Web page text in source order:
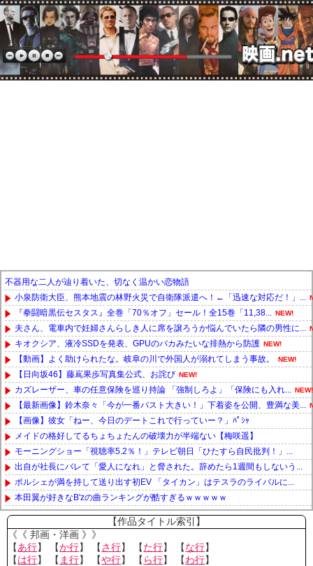
不器用な二人が辿り着いた、切なく温かい恋物語
小泉防衛大臣、熊本地震の林野火災で自衛隊派遣へ！←「迅速な対応だ！」...
『拳闘暗黒伝セスタス』全巻「70％オフ」セール！全15巻「11,38... NEW!
夫さん、電車内で妊婦さんらしき人に席を譲ろうか悩んでいたら隣の男性に...
キオクシア、液冷SSDを発表、GPUのバカみたいな排熱から防護 NEW!
【動画】よく助けられたな。岐阜の川で外国人が溺れてしまう事故。 NEW!
【日向坂46】藤嶌果歩写真集公式、お詫び NEW!
カズレーザー、車の任意保険を巡り持論 「強制しろよ」「保険にも入れ... NEW!
【最新画像】鈴木奈々「今が一番バスト大きい！」下着姿を公開、豊満な美...
【画像】彼女「ねー、今日のデートこれで行っていー？」ﾊﾟｼｬ
メイドの格好してるちょちょたんの破壊力が半端ない【梅咲遥】
モーニングショー「視聴率5.2％！」テレビ朝日「ひたすら自民批判！」...
出自が社長にバレて「愛人になれ」と脅された。辞めたら1週間もしないう...
ポルシェが満を持して送り出す初EV 「タイカン」はテスラのライバルに...
本田翼が好きなB'zの曲ランキングが酷すぎるｗｗｗｗｗ
Powered by livedoor 相互RSS
【作品タイトル索引】
《《 邦画・洋画 》》
【あ行】 【か行】 【さ行】 【た行】 【な行】
【は行】 【 ま行】 【や行】 【 ら行】 【わ行】